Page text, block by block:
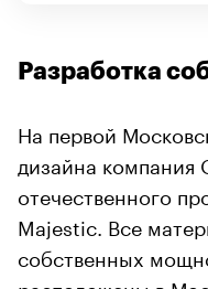
Разработка
На первой
дизайна компания
отечественного
Majestic. Все
собственных